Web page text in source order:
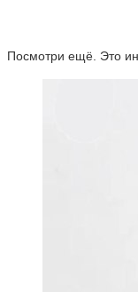
Посмотри ещё. Это